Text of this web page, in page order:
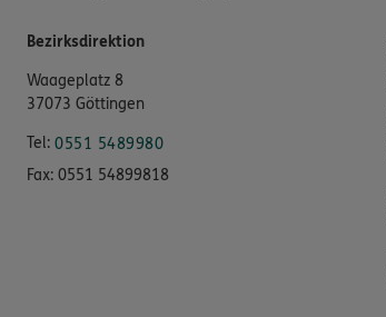
Bezirksdirektion
Waageplatz 8
37073 Göttingen
Tel: 0551 5489980
Fax: 0551 54899818